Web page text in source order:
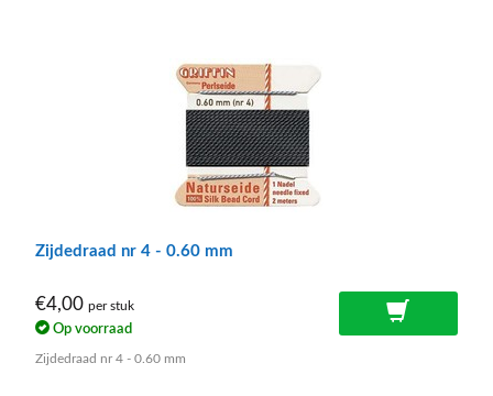
Zijdedraad nr 4 - 0.60 mm
€4,00 per stuk
Op voorraad
Zijdedraad nr 4 - 0.60 mm